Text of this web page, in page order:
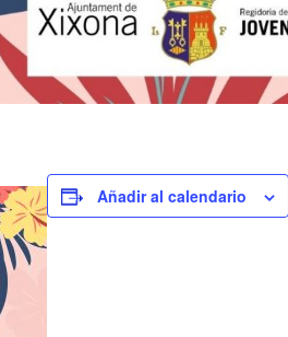
Añadir al calendario